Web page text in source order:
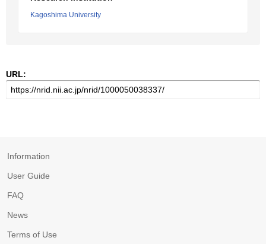
Kagoshima University
URL:
Information
User Guide
FAQ
News
Terms of Use